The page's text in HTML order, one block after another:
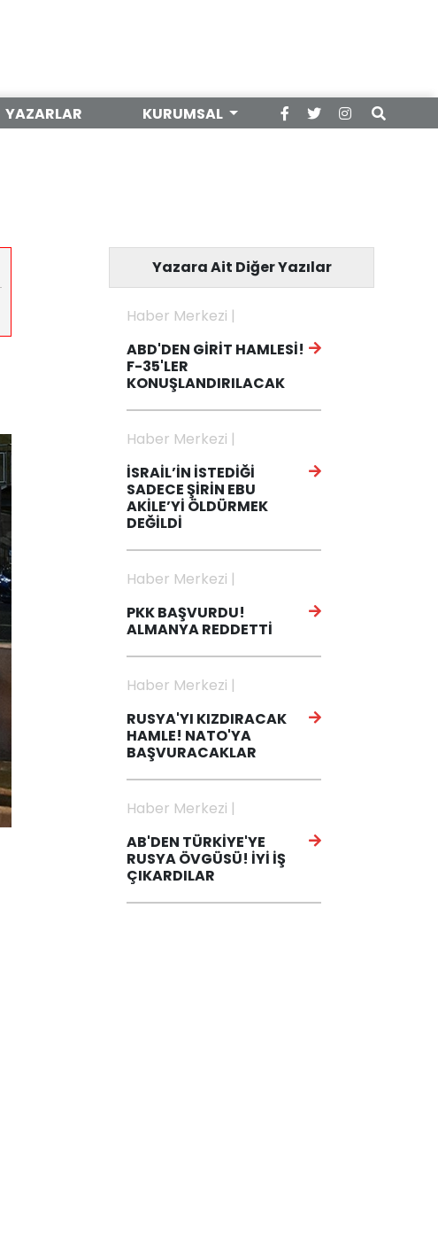
YAZARLAR KURUMSAL
Yazara Ait Diğer Yazılar
Haber Merkezi |
ABD'DEN GİRİT HAMLESİ!
F-35'LER
KONUŞLANDIRILACAK
Haber Merkezi |
İSRAİL’İN İSTEDİĞİ
SADECE ŞİRİN EBU
AKİLE’Yİ ÖLDÜRMEK
DEĞİLDİ
Haber Merkezi |
PKK BAŞVURDU!
ALMANYA REDDETTİ
Haber Merkezi |
RUSYA'YI KIZDIRACAK
HAMLE! NATO'YA
BAŞVURACAKLAR
Haber Merkezi |
AB'DEN TÜRKİYE'YE
RUSYA ÖVGÜSÜ! İYİ İŞ
ÇIKARDILAR